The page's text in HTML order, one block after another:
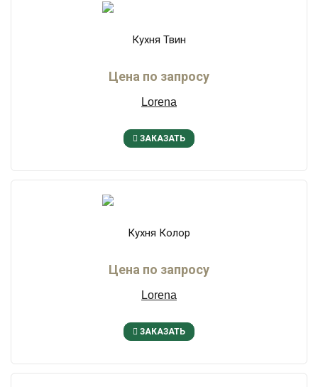
Кухня Твин
Цена по запросу
Lorena
ЗАКАЗАТЬ
Кухня Колор
Цена по запросу
Lorena
ЗАКАЗАТЬ